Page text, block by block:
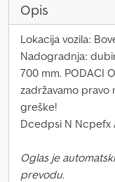
Opis
Lokacija vozila:
Nadogradnja:
700 mm. PODACI
zadržavamo
greške!
Dcedpsi N Ncpefx
Oglas je
prevodu.